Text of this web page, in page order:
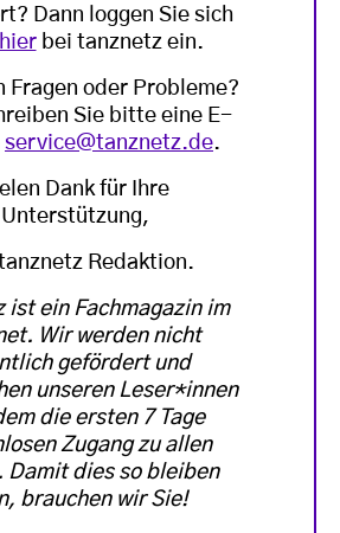
Dann loggen Sie sich
hierbei tanznetz ein.
Fragen oder Probleme?
Sie bitte eine E-
service@tanznetz.de.
Dank für Ihre
Unterstützung,
tanznetz Redaktion.
ist ein Fachmagazin im
Wir werden nicht
gefördert und
unseren Leser*innen
die ersten 7 Tage
Zugang zu allen
Damit dies so bleiben
brauchen wir Sie!